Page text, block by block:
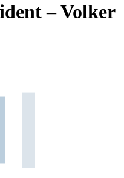
– Volker